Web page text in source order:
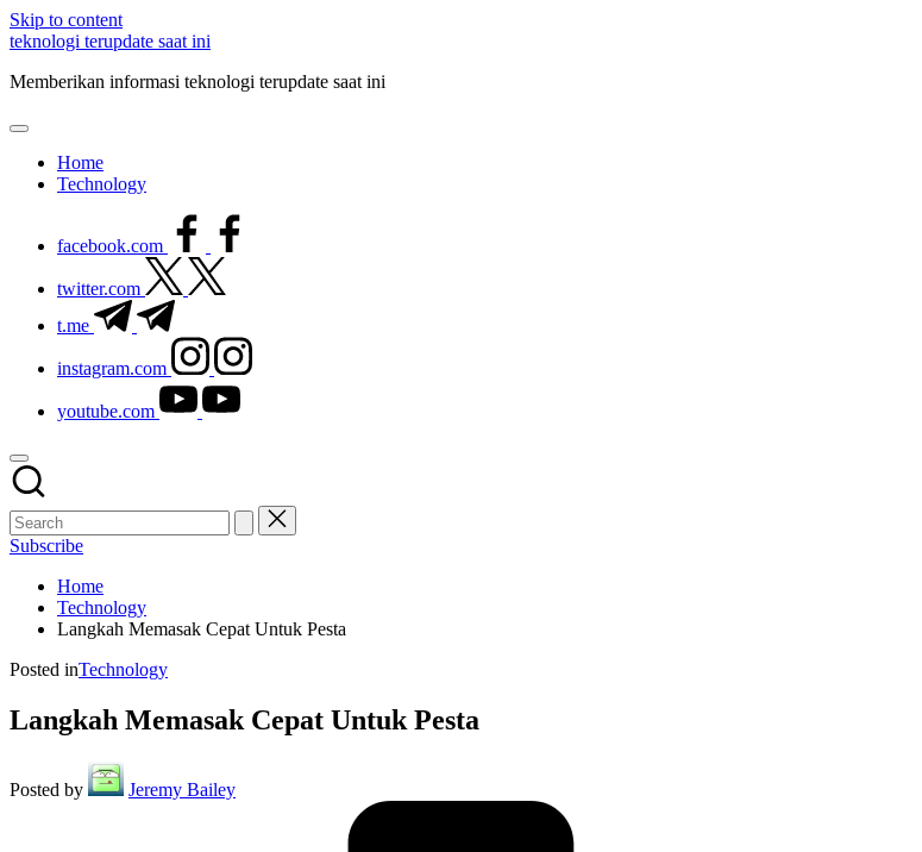
Skip to content
teknologi terupdate saat ini
Memberikan informasi teknologi terupdate saat ini
Home
Technology
facebook.com
twitter.com
t.me
instagram.com
youtube.com
Subscribe
Home
Technology
Langkah Memasak Cepat Untuk Pesta
Posted inTechnology
Langkah Memasak Cepat Untuk Pesta
Posted by Jeremy Bailey